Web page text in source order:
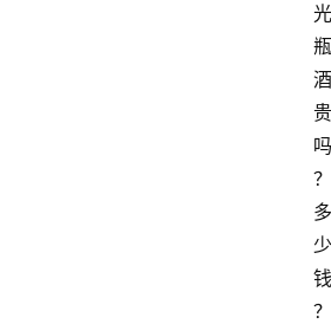
光
瓶
酒
贵
吗
？
多
少
钱
？